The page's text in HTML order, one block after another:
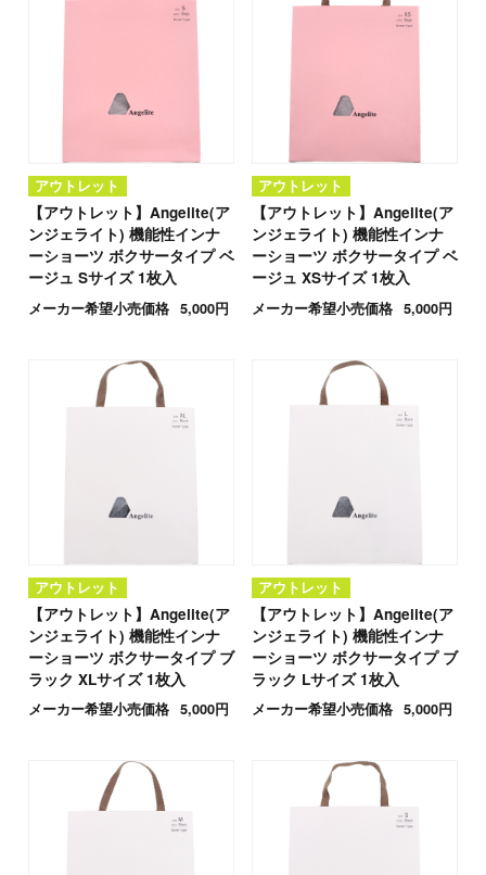
アウトレット
【アウトレット】Angelite(ア
ンジェライト) 機能性インナ
ーショーツ ボクサータイプ ベ
ージュ Sサイズ 1枚入
メーカー希望小売価格 5,000円
アウトレット
【アウトレット】Angelite(ア
ンジェライト) 機能性インナ
ーショーツ ボクサータイプ ベ
ージュ XSサイズ 1枚入
メーカー希望小売価格 5,000円
アウトレット
【アウトレット】Angelite(ア
ンジェライト) 機能性インナ
ーショーツ ボクサータイプ ブ
ラック XLサイズ 1枚入
メーカー希望小売価格 5,000円
アウトレット
【アウトレット】Angelite(ア
ンジェライト) 機能性インナ
ーショーツ ボクサータイプ ブ
ラック Lサイズ 1枚入
メーカー希望小売価格 5,000円